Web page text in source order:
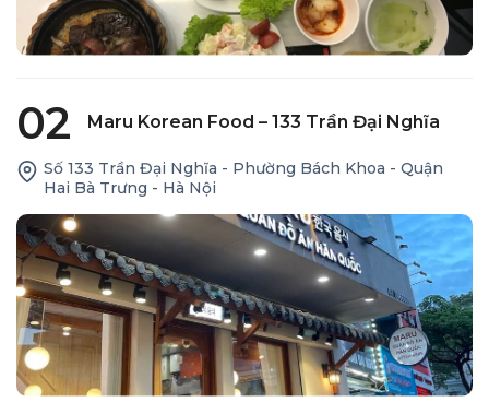
02 Maru Korean Food – 133 Trần Đại Nghĩa
Số 133 Trần Đại Nghĩa - Phường Bách Khoa - Quận
Hai Bà Trưng - Hà Nội